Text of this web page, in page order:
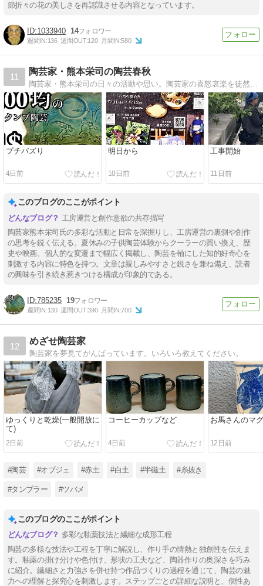
節折々の花の美しさを再認識させる内容となっています。
1033940 14
週間IN:136 週間OUT:120 月間IN:580
11
陶芸家・熊本栄司の陶芸春秋
プチバズり
4日前
明日から
10日前
工事開始
11日前
このブログのここがポイント
工房運営と創作意欲の共存描写
陶芸家熊本栄司氏の多彩な活動と日常を深掘りし、工房運営の裏側や創作
の思考を鋭く伝える。夏休みの子供陶芸体験からクーラーの買い換え、歴
史や映画、個人的な変遷まで幅広く掲載し、陶芸を軸にした知的好奇心を
刺激する内容に特色を持つ。文章は親しみやすさと鋭さを兼ね備え、読者
の興味を引き続き惹きつける構成が印象的である。
785235 19
週間IN:130 週間OUT:390 月間IN:700
12
めざせ陶芸家
陶芸家を夢見てがんばっています。いろいろ教えてください。
ゆっくりと乾燥(一般開放に
て)
2日前
コーヒーカップなど
4日前
お馬さんのマ
12日前
#陶芸 #オブジェ #赤土 #白土 #半磁土 #糸抜き
#タンブラー #ツバメ
このブログのここがポイント
多彩な釉薬技法と繊細な成形工程
陶芸の多様な技法や工程を丁寧に解説し、作り手の情熱と独創性を伝えま
す。釉薬の掛け分けや色付け、形状の工夫など、陶器作りの奥深さを巧み
に紹介。繊細さと力強さを併せ持つ作品づくりの過程を通じて、陶芸の魅
力への理解と探究心を刺激します。ステップごとの詳細な説明と、個性あ